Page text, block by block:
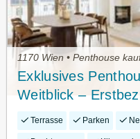
1170 Wien • Penthouse
Exklusives
Weitblick –
Terrasse Parken